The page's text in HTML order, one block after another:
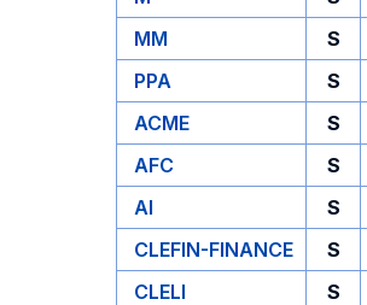
MM
S
PPA
S
ACME
S
AFC
S
AI
S
CLEFIN-FINANCE
S
CLELI
S